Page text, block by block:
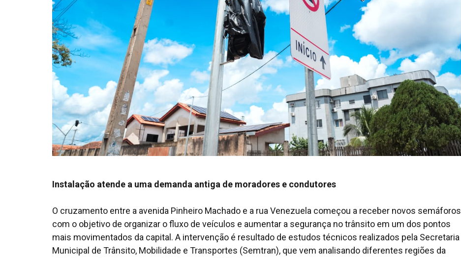
Instalação atende a uma demanda antiga de moradores e condutores
O cruzamento entre a avenida Pinheiro Machado e a rua Venezuela começou a receber novos semáforos
com o objetivo de organizar o fluxo de veículos e aumentar a segurança no trânsito em um dos pontos
mais movimentados da capital. A intervenção é resultado de estudos técnicos realizados pela Secretaria
Municipal de Trânsito, Mobilidade e Transportes (Semtran), que vem analisando diferentes regiões da